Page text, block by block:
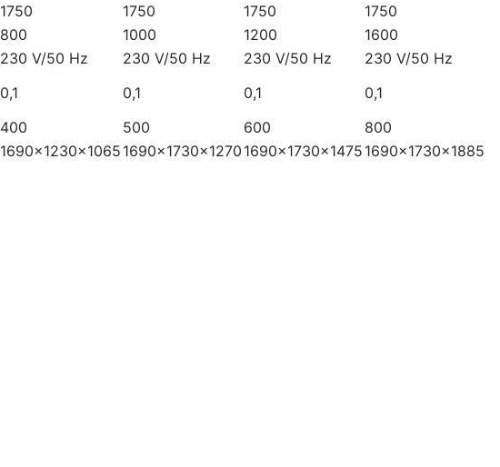
1750 1750 1750
1750
800 1000 1200
1600
230 V/50 Hz 230 V/50 Hz 230 V/50 Hz
230 V/50 Hz
0,1 0,1 0,1
0,1
400 500 600
800
1690x1230x1065 1690x1730x1270 1690x1730x1475 1690x1730x1885